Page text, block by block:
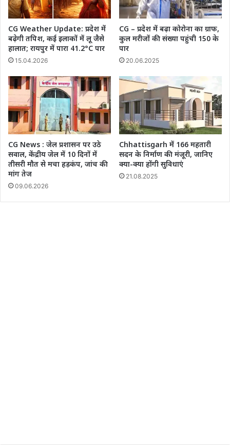
CG Weather Update: प्रदेश में
बढ़ेगी तपिश, कई इलाकों में लू जैसे
हालात; रायपुर में पारा 41.2°C पार
15.04.2026
CG – प्रदेश में बढ़ा कोरोना का ग्राफ,
कुल मरीजों की संख्या पहुंची 150 के
पार
20.06.2025
CG News : जेल प्रशासन पर उठे
सवाल, केंद्रीय जेल में 10 दिनों में
तीसरी मौत से मचा हड़कंप, जांच की
मांग तेज
09.06.2026
Chhattisgarh में 166 महतारी
सदन के निर्माण की मंजूरी, जानिए
क्या-क्या होंगी सुविधाएं
21.08.2025